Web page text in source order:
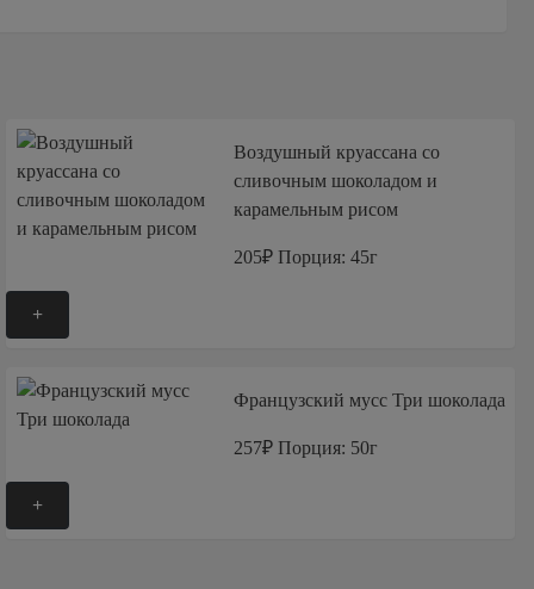
Воздушный круассана со
сливочным шоколадом и
карамельным рисом
205₽ Порция: 45г
+
Французский мусс Три шоколада
257₽ Порция: 50г
+